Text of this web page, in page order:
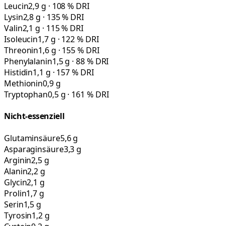
Leucin2,9 g · 108 % DRI
Lysin2,8 g · 135 % DRI
Valin2,1 g · 115 % DRI
Isoleucin1,7 g · 122 % DRI
Threonin1,6 g · 155 % DRI
Phenylalanin1,5 g · 88 % DRI
Histidin1,1 g · 157 % DRI
Methionin0,9 g
Tryptophan0,5 g · 161 % DRI
Nicht-essenziell
Glutaminsäure5,6 g
Asparaginsäure3,3 g
Arginin2,5 g
Alanin2,2 g
Glycin2,1 g
Prolin1,7 g
Serin1,5 g
Tyrosin1,2 g